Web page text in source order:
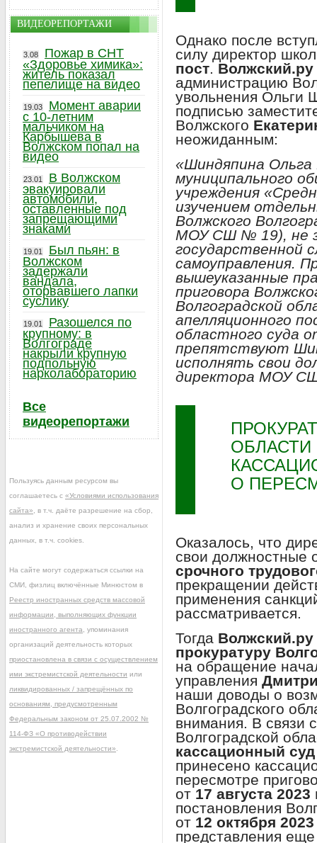
Однако после
силу директор
пост. Волжский.ру
администрацию
увольнения Ольги
подписью
Волжского
неожиданным:
«Шиндяпина
муниципального
учреждения
изучением
Волжского
МОУ СШ № 19), не
государственной
самоуправления.
вышеуказанные
приговора
Волгоградской
апелляционного
областного суда
препятствуют
исполнять свои
директора МОУ
О
Оказалось, что
свои должностные
срочного
прекращении
применения
рассматривается.
Тогда Волжский.ру
прокуратуру
на обращение
управления
наши доводы о
Волгоградского
внимания. В связи
Волгоградской
кассационный
принесено
пересмотре
от 17 августа 2023
постановления
от 12 октября
представления
ВИДЕОРЕПОРТАЖИ
3.08
Пожар в СНТ
«Здоровье химика»:
житель показал
пепелище на видео
19.03
Момент аварии
с 10-летним
мальчиком на
Карбышева в
Волжском попал на
видео
23.01
В Волжском
эвакуировали
автомобили,
оставленные под
запрещающими
знаками
19.01
Был пьян: в
Волжском
задержали
вандала,
оторвавшего лапки
суслику
19.01
Разошелся по
крупному: в
Волгограде
накрыли крупную
подпольную
нарколабораторию
Все
видеорепортажи
Пользуясь данным ресурсом вы
соглашаетесь с «Условиями использования
сайта» , в т.ч. даёте разрешение на сбор,
анализ и хранение своих персональных
данных, в т.ч. cookies.
На сайте могут содержаться ссылки на
СМИ, физлиц включённые Минюстом в
Реестр иностранных средств массовой
информации, выполняющих функции
иностранного агента , упоминания
организаций деятельность которых
приостановлена в связи с осуществлением
ими экстремистской деятельности или
ликвидированных / запрещённых по
основаниям, предусмотренным
Федеральным законом от 25.07.2002 №
114-ФЗ «О противодействии
экстремистской деятельности»